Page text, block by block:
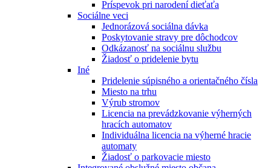
Príspevok pri narodení dieťaťa
Sociálne veci
Jednorázová sociálna dávka
Poskytovanie stravy pre dôchodcov
Odkázanosť na sociálnu službu
Žiadosť o pridelenie bytu
Iné
Pridelenie súpisného a orientačného čísla
Miesto na trhu
Výrub stromov
Licencia na prevádzkovanie výherných
hracích automatov
Individuálna licencia na výherné hracie
automaty
Žiadosť o parkovacie miesto